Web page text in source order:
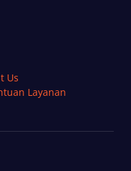
Us
Layanan